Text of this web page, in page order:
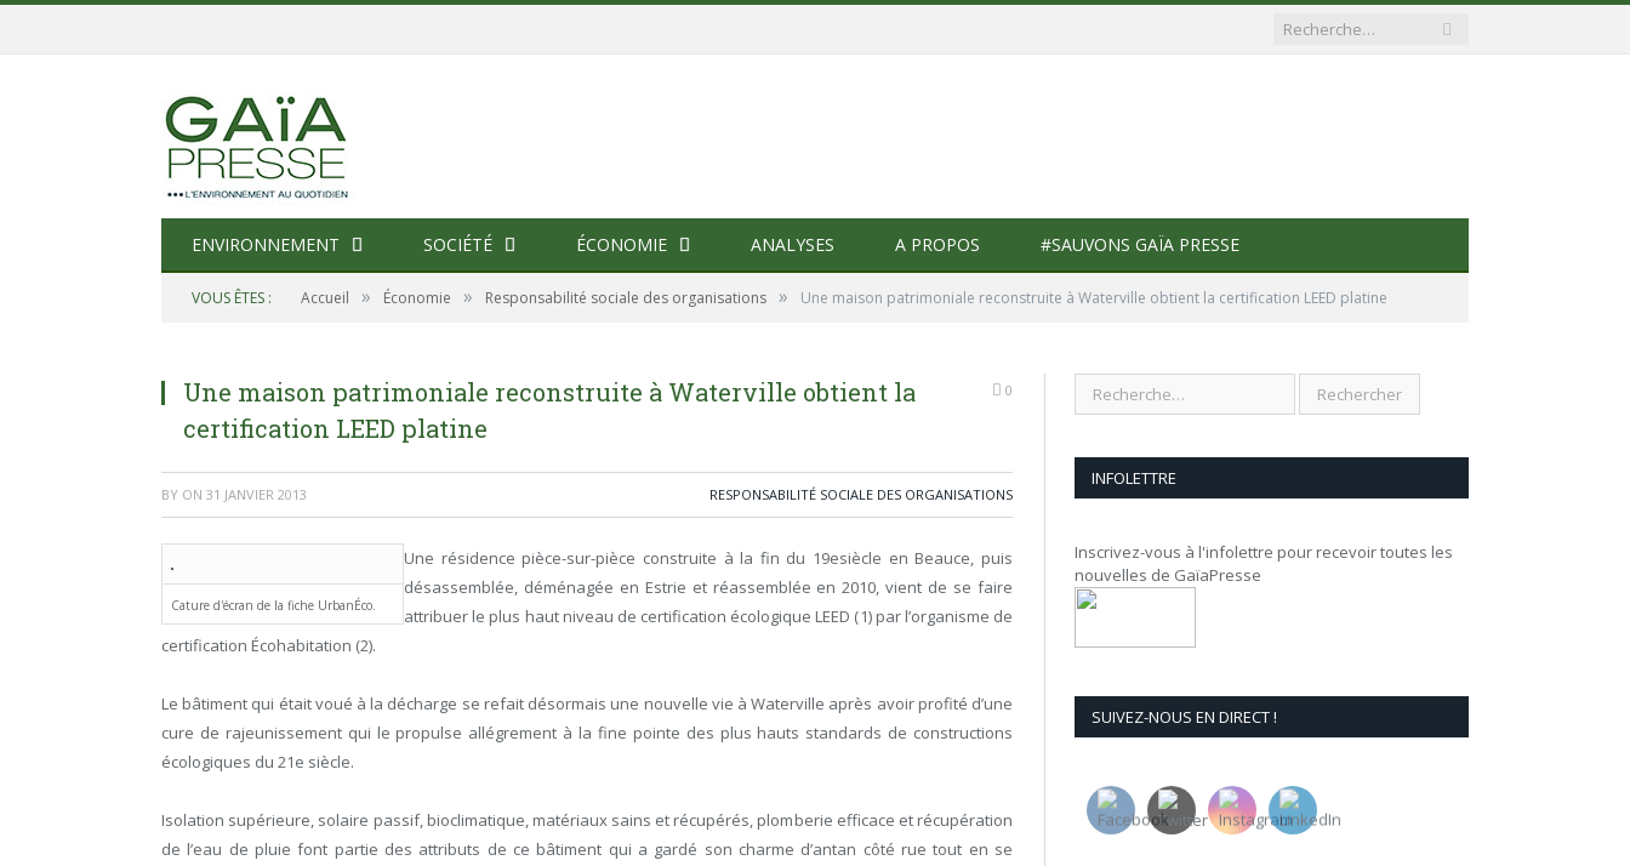
ENVIRONNEMENT SOCIÉTÉ ÉCONOMIE ANALYSES A PROPOS #SAUVONS GAÏA PRESSE
VOUS ÊTES : Accueil » Économie » Responsabilité sociale des organisations » Une maison patrimoniale reconstruite à Waterville obtient la certification LEED platine
Une maison patrimoniale reconstruite à Waterville obtient la
certification LEED platine
0
BY ON 31 JANVIER 2013 RESPONSABILITÉ SOCIALE DES ORGANISATIONS
Cature d'écran de la fiche UrbanÉco.
Une résidence pièce-sur-pièce construite à la fin du 19esiècle en Beauce, puis
désassemblée, déménagée en Estrie et réassemblée en 2010, vient de se faire
attribuer le plus haut niveau de certification écologique LEED (1) par l’organisme de
certification Écohabitation (2).
Le bâtiment qui était voué à la décharge se refait désormais une nouvelle vie à Waterville après avoir profité d’une
cure de rajeunissement qui le propulse allégrement à la fine pointe des plus hauts standards de constructions
écologiques du 21e siècle.
Isolation supérieure, solaire passif, bioclimatique, matériaux sains et récupérés, plomberie efficace et récupération
de l’eau de pluie font partie des attributs de ce bâtiment qui a gardé son charme d’antan côté rue tout en se
INFOLETTRE
Inscrivez-vous à l'infolettre pour recevoir toutes les
nouvelles de GaïaPresse
SUIVEZ-NOUS EN DIRECT !